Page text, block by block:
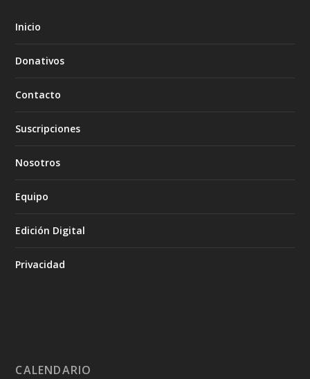
Inicio
Donativos
Contacto
Suscripciones
Nosotros
Equipo
Edición Digital
Privacidad
CALENDARIO